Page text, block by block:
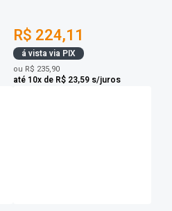
R$ 224,11
á vista via PIX
ou R$ 235,90
até 10x de R$ 23,59 s/juros